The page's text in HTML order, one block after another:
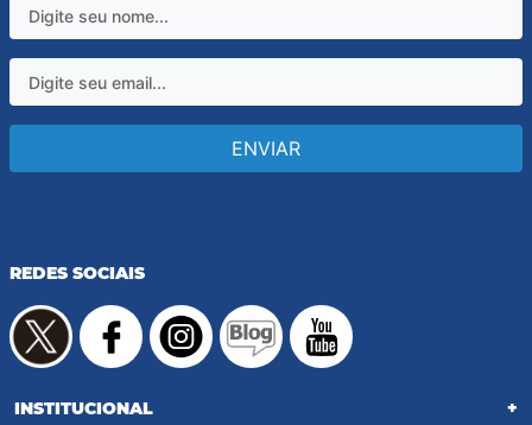
ENVIAR
REDES SOCIAIS
INSTITUCIONAL +